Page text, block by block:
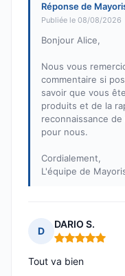
Réponse de
Publiée le 08/08/2026
Bonjour Alice,
Nous vous
commentaire si
savoir que vous
produits et de la
reconnaissance
pour nous.
Cordialement,
L'équipe de
D
DARIO S.
Note : 5 sur 5
Tout va bien